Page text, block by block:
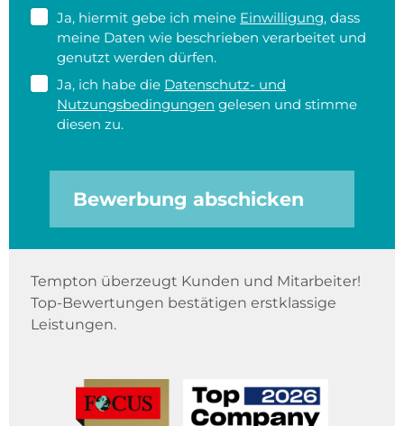
Ja, hiermit gebe ich meine Einwilligung, dass
meine Daten wie beschrieben verarbeitet und
genutzt werden dürfen.
Ja, ich habe die Datenschutz- und
Nutzungsbedingungen gelesen und stimme
diesen zu.
Bewerbung abschicken
Tempton überzeugt Kunden und Mitarbeiter!
Top-Bewertungen bestätigen erstklassige
Leistungen.